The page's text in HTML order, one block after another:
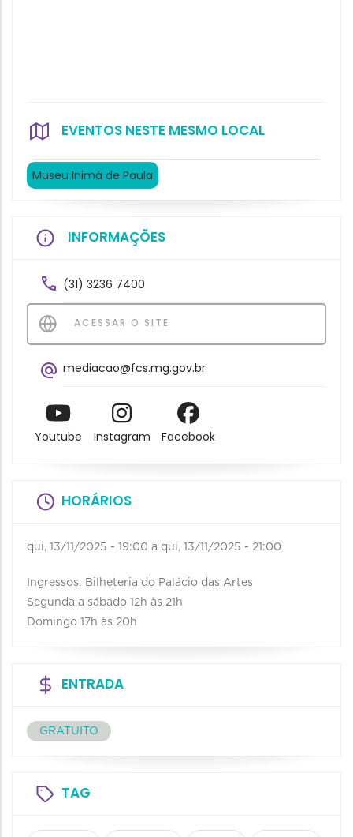
EVENTOS NESTE MESMO LOCAL
Museu Inimá de Paula
INFORMAÇÕES
(31) 3236 7400
ACESSAR O SITE
mediacao@fcs.mg.gov.br
Youtube Instagram Facebook
HORÁRIOS
qui, 13/11/2025 - 19:00 a qui, 13/11/2025 - 21:00
Ingressos: Bilheteria do Palácio das Artes
Segunda a sábado 12h às 21h
Domingo 17h às 20h
ENTRADA
GRATUITO
TAG